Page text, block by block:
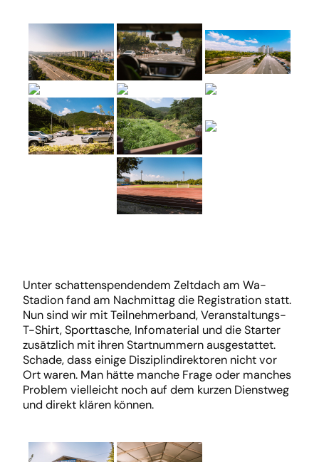
Unter schattenspendendem Zeltdach am Wa-
Stadion fand am Nachmittag die Registration statt.
Nun sind wir mit Teilnehmerband, Veranstaltungs-
T-Shirt, Sporttasche, Infomaterial und die Starter
zusätzlich mit ihren Startnummern ausgestattet.
Schade, dass einige Disziplindirektoren nicht vor
Ort waren. Man hätte manche Frage oder manches
Problem vielleicht noch auf dem kurzen Dienstweg
und direkt klären können.